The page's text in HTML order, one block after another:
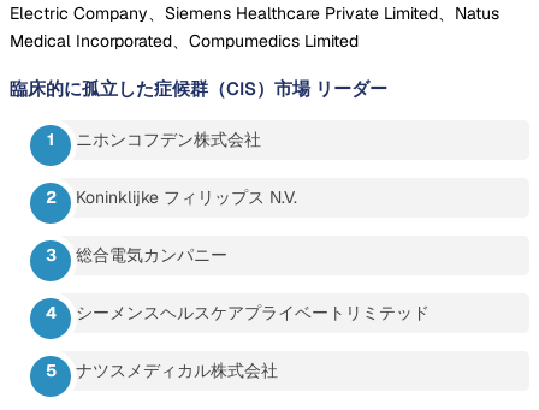
Electric Company、Siemens Healthcare Private Limited、Natus
Medical Incorporated、Compumedics Limited
臨床的に孤立した症候群（CIS）市場 リーダー
ニホンコフデン株式会社
Koninklijke フィリップス N.V.
総合電気カンパニー
シーメンスヘルスケアプライベートリミテッド
ナツスメディカル株式会社